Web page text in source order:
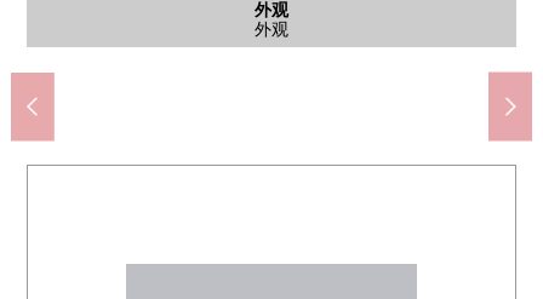
外观
外观
风景
风景
风景
风景
风景
风景
室内
室内
室内
室内
室内
室内
室内
室内
厨房
热水供应室
厕所
厕所
厕所
厕所
外观
外观
Olympic中野坂上店(约180m)
LIFE中野坂上店(约330m)
全家便利店中野本町商店(约90m)
Lawson中野Sun Bright店(约190m)
minedoraggu中野坂上店(约120m)
中野坂上邮局(约300m)
本2东乡安乐公园(约520m)
中野区立中野第一小学(约430m)
中野区立第2中学(约1500m)